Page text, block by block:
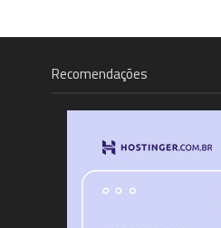
Recomendações